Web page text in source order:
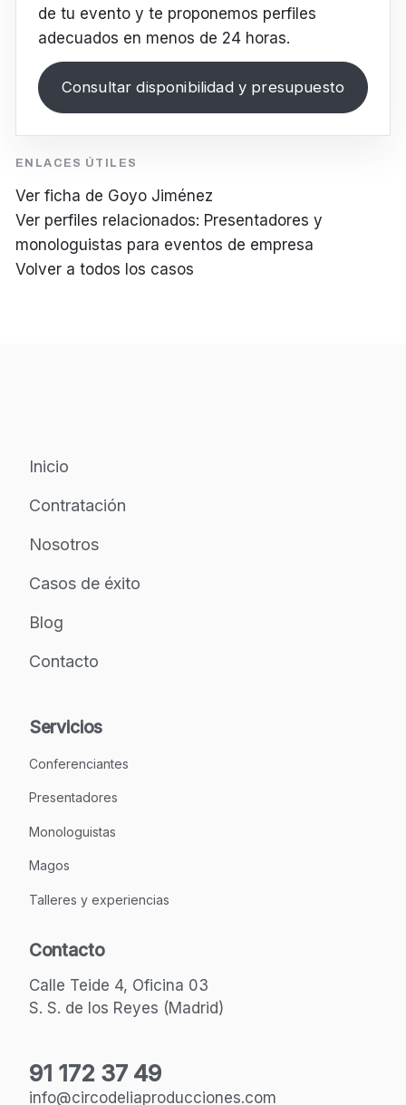
de tu evento y te proponemos perfiles
adecuados en menos de 24 horas.
Consultar disponibilidad y presupuesto
ENLACES ÚTILES
Ver ficha de Goyo Jiménez
Ver perfiles relacionados: Presentadores y
monologuistas para eventos de empresa
Volver a todos los casos
Inicio
Contratación
Nosotros
Casos de éxito
Blog
Contacto
Servicios
Conferenciantes
Presentadores
Monologuistas
Magos
Talleres y experiencias
Contacto
Calle Teide 4, Oficina 03
S. S. de los Reyes (Madrid)
91 172 37 49
info@circodeliaproducciones.com